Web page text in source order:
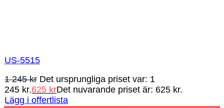
US-5515
1 245kr Det ursprungliga priset var: 1
245 kr.625 krDet nuvarande priset är: 625 kr.
Lägg i offertlista